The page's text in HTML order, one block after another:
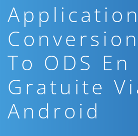
To ODS
Gratuite
Android